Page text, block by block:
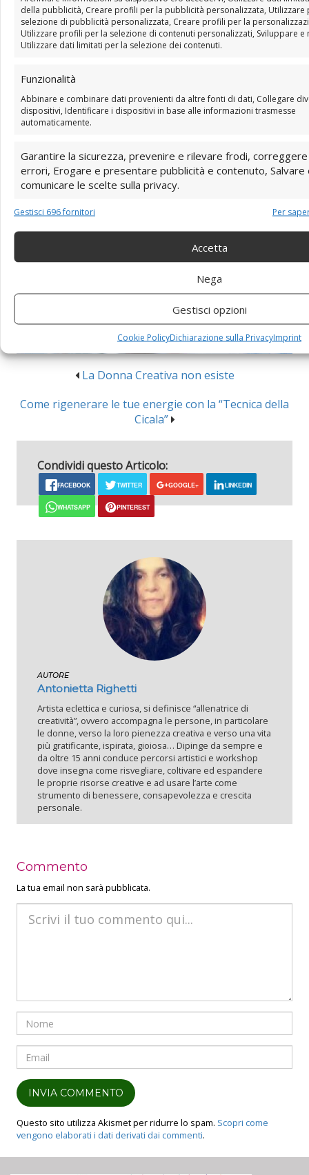
della pubblicità, Creare profili per la pubblicità personalizzata, Utilizzare
selezione di pubblicità personalizzata, Creare profili per la
Utilizzare profili per la selezione di contenuti personalizzati, Sviluppare e
Utilizzare dati limitati per la selezione dei contenuti.
Funzionalità
Abbinare e combinare dati provenienti da altre fonti di dati, Collegare
dispositivi, Identificare i dispositivi in base alle informazioni trasmesse
automaticamente.
Garantire la sicurezza, prevenire e rilevare frodi, correggere
errori, Erogare e presentare pubblicità e contenuto, Salvare
comunicare le scelte sulla privacy.
Gestisci 696 fornitori Per
Accetta
Nega
Gestisci opzioni
Cookie PolicyDichiarazione sulla PrivacyImprint
sopravvento…
Sei pronta a liberare la tua creatività e scoprire la
magia della meditazione scarabocchiata?
Clicca QUI e scopri StART Rompighiaccio:
il Nuovo Corso online di Scarabocchio
Alchemico
La Donna Creativa non esiste
Come rigenerare le tue energie con la “Tecnica della
Cicala”
Condividi questo Articolo:
FACEBOOK TWITTER GOOGLE+ LINKEDIN
WHATSAPP PINTEREST
AUTORE
Antonietta Righetti
Artista eclettica e curiosa, si definisce “allenatrice di
creatività”, ovvero accompagna le persone, in particolare
le donne, verso la loro pienezza creativa e verso una vita
più gratificante, ispirata, gioiosa… Dipinge da sempre e
da oltre 15 anni conduce percorsi artistici e workshop
dove insegna come risvegliare, coltivare ed espandere
le proprie risorse creative e ad usare l’arte come
strumento di benessere, consapevolezza e crescita
personale.
Commento
La tua email non sarà pubblicata.
Questo sito utilizza Akismet per ridurre lo spam. Scopri come
vengono elaborati i dati derivati dai commenti.